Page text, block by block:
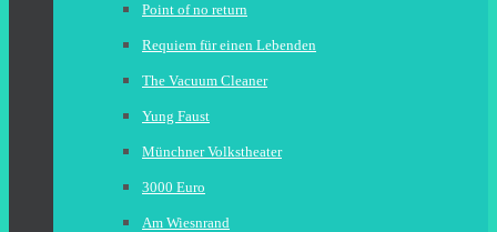
Point of no return
Requiem für einen Lebenden
The Vacuum Cleaner
Yung Faust
Münchner Volkstheater
3000 Euro
Am Wiesnrand